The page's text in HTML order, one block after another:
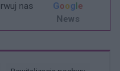
nas
Google
News